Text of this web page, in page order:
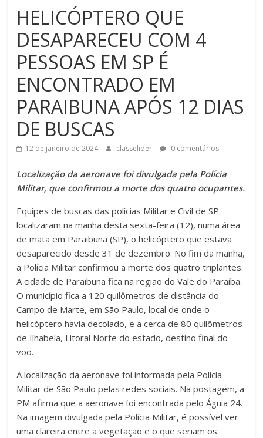
HELICÓPTERO QUE
DESAPARECEU COM 4
PESSOAS EM SP É
ENCONTRADO EM
PARAIBUNA APÓS 12 DIAS
DE BUSCAS
12 de janeiro de 2024 classelider 0 comentários
Localização da aeronave foi divulgada pela Polícia
Militar, que confirmou a morte dos quatro ocupantes.
Equipes de buscas das polícias Militar e Civil de SP
localizaram na manhã desta sexta-feira (12), numa área
de mata em Paraibuna (SP), o helicóptero que estava
desaparecido desde 31 de dezembro. No fim da manhã,
a Polícia Militar confirmou a morte dos quatro triplantes.
A cidade de Paraibuna fica na região do Vale do Paraíba.
O município fica a 120 quilômetros de distância do
Campo de Marte, em São Paulo, local de onde o
helicóptero havia decolado, e a cerca de 80 quilômetros
de Ilhabela, Litoral Norte do estado, destino final do
voo.
A localização da aeronave foi informada pela Polícia
Militar de São Paulo pelas redes sociais. Na postagem, a
PM afirma que a aeronave foi encontrada pelo Águia 24.
Na imagem divulgada pela Polícia Militar, é possível ver
uma clareira entre a vegetação e o que seriam os